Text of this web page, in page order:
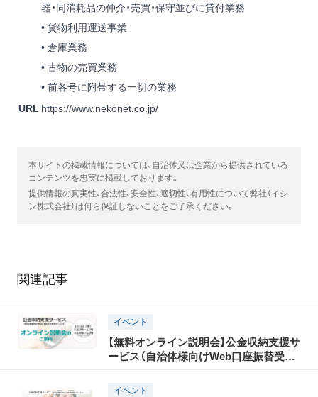
器・同消耗品の仲介・売買・保守並びに貸付業務
• 貨物利用運送事業
• 倉庫業務
• 古物の売買業務
• 前各号に附帯する一切の業務
URL https://www.nekonet.co.jp/
本サイトの掲載情報については、自治体又は企業から提供されている
コンテンツを忠実に掲載しております。
提供情報の真実性、合法性、安全性、適切性、有用性について弊社（イシ
ン株式会社）は何ら保証しないことをご了承ください。
関連記事
イベント
【無料オンライン説明会】公金収納支援サ
ービス（自治体様向けWeb口座振替受付
す！ 2021年10月22日開催
イベント